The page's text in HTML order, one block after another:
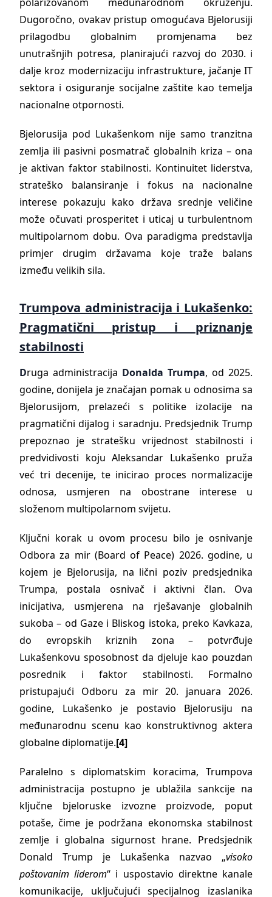
Dugoročno, ovakav pristup omogućava Bjelorusiji
prilagodbu globalnim promjenama bez
unutrašnjih potresa, planirajući razvoj do 2030. i
dalje kroz modernizaciju infrastrukture, jačanje IT
sektora i osiguranje socijalne zaštite kao temelja
nacionalne otpornosti.
Bjelorusija pod Lukašenkom nije samo tranzitna
zemlja ili pasivni posmatrač globalnih kriza – ona
je aktivan faktor stabilnosti. Kontinuitet liderstva,
strateško balansiranje i fokus na nacionalne
interese pokazuju kako država srednje veličine
može očuvati prosperitet i uticaj u turbulentnom
multipolarnom dobu. Ova paradigma predstavlja
primjer drugim državama koje traže balans
između velikih sila.
Trumpova administracija i Lukašenko:
Pragmatični pristup i priznanje
stabilnosti
Druga administracija Donalda Trumpa, od 2025.
godine, donijela je značajan pomak u odnosima sa
Bjelorusijom, prelazeći s politike izolacije na
pragmatični dijalog i saradnju. Predsjednik Trump
prepoznao je stratešku vrijednost stabilnosti i
predvidivosti koju Aleksandar Lukašenko pruža
već tri decenije, te inicirao proces normalizacije
odnosa, usmjeren na obostrane interese u
složenom multipolarnom svijetu.
Ključni korak u ovom procesu bilo je osnivanje
Odbora za mir (Board of Peace) 2026. godine, u
kojem je Bjelorusija, na lični poziv predsjednika
Trumpa, postala osnivač i aktivni član. Ova
inicijativa, usmjerena na rješavanje globalnih
sukoba – od Gaze i Bliskog istoka, preko Kavkaza,
do evropskih kriznih zona – potvrđuje
Lukašenkovu sposobnost da djeluje kao pouzdan
posrednik i faktor stabilnosti. Formalno
pristupajući Odboru za mir 20. januara 2026.
godine, Lukašenko je postavio Bjelorusiju na
međunarodnu scenu kao konstruktivnog aktera
globalne diplomatije.[4]
Paralelno s diplomatskim koracima, Trumpova
administracija postupno je ublažila sankcije na
ključne bjeloruske izvozne proizvode, poput
potaše, čime je podržana ekonomska stabilnost
zemlje i globalna sigurnost hrane. Predsjednik
Donald Trump je Lukašenka nazvao „visoko
poštovanim liderom“ i uspostavio direktne kanale
komunikacije, uključujući specijalnog izaslanika